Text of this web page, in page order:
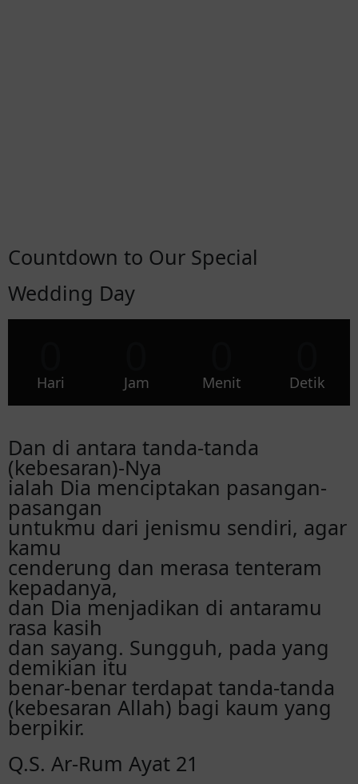
Countdown to Our Special
Wedding Day
Hari Jam Menit Detik
Dan di antara tanda-tanda
(kebesaran)-Nya
ialah Dia menciptakan pasangan-
pasangan
untukmu dari jenismu sendiri, agar
kamu
cenderung dan merasa tenteram
kepadanya,
dan Dia menjadikan di antaramu
rasa kasih
dan sayang. Sungguh, pada yang
demikian itu
benar-benar terdapat tanda-tanda
(kebesaran Allah) bagi kaum yang
berpikir.
Q.S. Ar-Rum Ayat 21